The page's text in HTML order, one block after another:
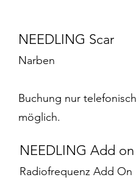
Narben 30 €/
Buchung nur
möglich.
NEEDLING
Radiofrequenz